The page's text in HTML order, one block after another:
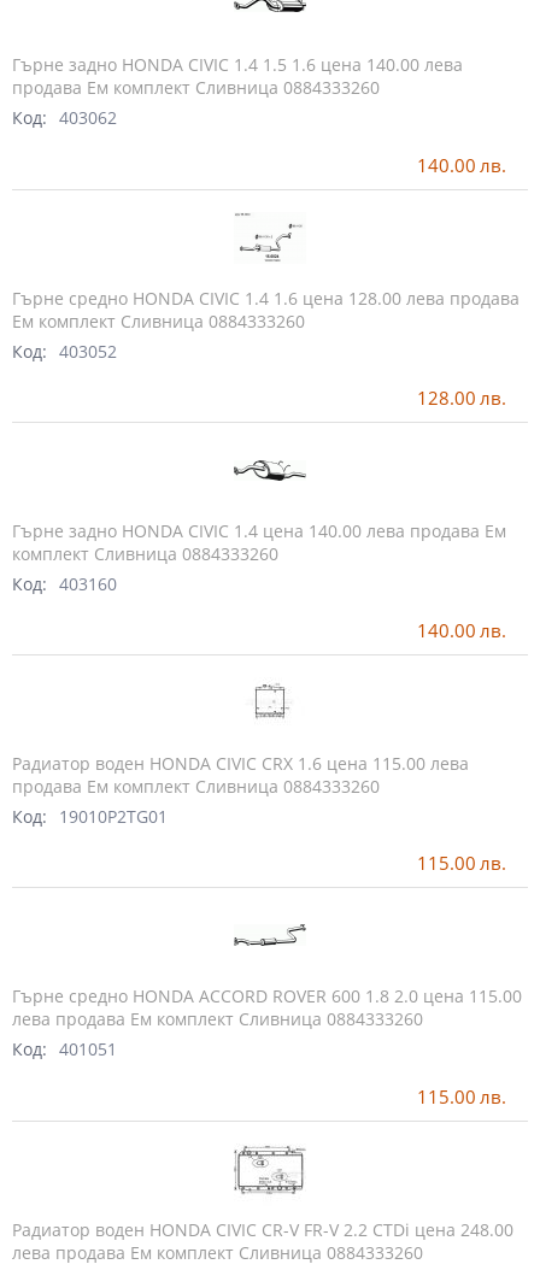
Гърне задно HONDA CIVIC 1.4 1.5 1.6 цена 140.00 лева
продава Ем комплект Сливница 0884333260
Код: 403062
140.00 лв.
Гърне средно HONDA CIVIC 1.4 1.6 цена 128.00 лева продава
Ем комплект Сливница 0884333260
Код: 403052
128.00 лв.
Гърне задно HONDA CIVIC 1.4 цена 140.00 лева продава Ем
комплект Сливница 0884333260
Код: 403160
140.00 лв.
Радиатор воден HONDA CIVIC CRX 1.6 цена 115.00 лева
продава Ем комплект Сливница 0884333260
Код:
19010P2TG01
115.00 лв.
Гърне средно HONDA ACCORD ROVER 600 1.8 2.0 цена 115.00
лева продава Ем комплект Сливница 0884333260
Код: 401051
115.00 лв.
Радиатор воден HONDA CIVIC CR-V FR-V 2.2 CTDi цена 248.00
лева продава Ем комплект Сливница 0884333260